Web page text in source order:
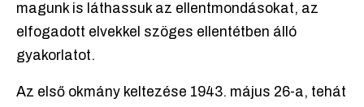
magunk is láthassuk az ellentmondásokat, az
elfogadott elvekkel szöges ellentétben álló
gyakorlatot.
Az első okmány keltezése 1943. május 26-a, tehát